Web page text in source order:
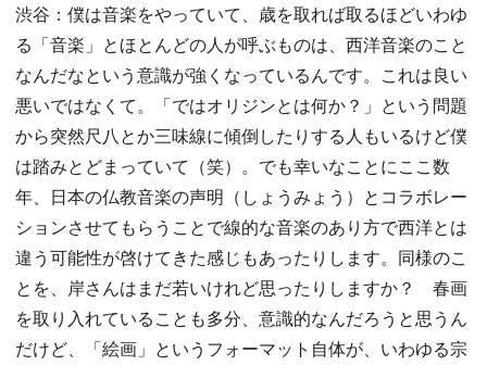
渋谷：僕は音楽をやっていて、歳を取れば取るほどいわゆ
る「音楽」とほとんどの人が呼ぶものは、西洋音楽のこと
なんだなという意識が強くなっているんです。これは良い
悪いではなくて。「ではオリジンとは何か？」という問題
から突然尺八とか三味線に傾倒したりする人もいるけど僕
は踏みとどまっていて（笑）。でも幸いなことにここ数
年、日本の仏教音楽の声明（しょうみょう）とコラボレー
ションさせてもらうことで線的な音楽のあり方で西洋とは
違う可能性が啓けてきた感じもあったりします。同様のこ
とを、岸さんはまだ若いけれど思ったりしますか？ 春画
を取り入れていることも多分、意識的なんだろうと思うん
だけど、「絵画」というフォーマット自体が、いわゆる宗